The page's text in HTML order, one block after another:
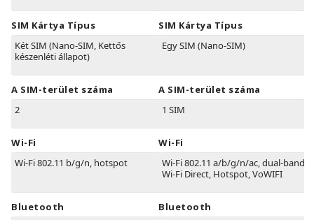
SIM Kártya Típus
Két SIM (Nano-SIM, Kettős
készenléti állapot)
A SIM-terület száma
2
Wi-Fi
Wi-Fi 802.11 b/g/n, hotspot
Bluetooth
SIM Kártya Típus
Egy SIM (Nano-SIM)
A SIM-terület száma
1 SIM
Wi-Fi
Wi-Fi 802.11 a/b/g/n/ac, dual-band,
Wi-Fi Direct, Hotspot, VoWIFI
Bluetooth